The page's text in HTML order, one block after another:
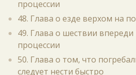
процессии
48. Глава о езде верхом на
49. Глава о шествии
процессии
50. Глава о том, что
следует нести быстро